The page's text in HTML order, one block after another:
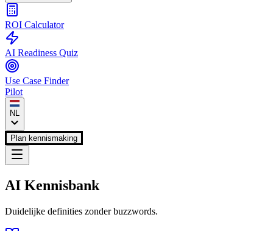
ROI Calculator
AI Readiness Quiz
Use Case Finder
Pilot
NL
Plan kennismaking
AI Kennisbank
Duidelijke definities zonder buzzwords.